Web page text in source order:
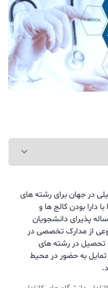
در جهان برای رشته های
دارا بودن کالج ها و
پذیرای دانشجویان
از مدارک تخصصی در
تحصیل در رشته های
تمایل به حضور در محیط